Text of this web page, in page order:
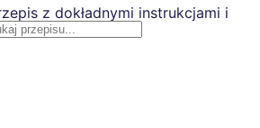
z dokładnymi instrukcjami i